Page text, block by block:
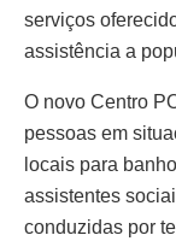
serviços
assistência a
O novo Centro
pessoas em
locais para
assistentes
conduzidas por